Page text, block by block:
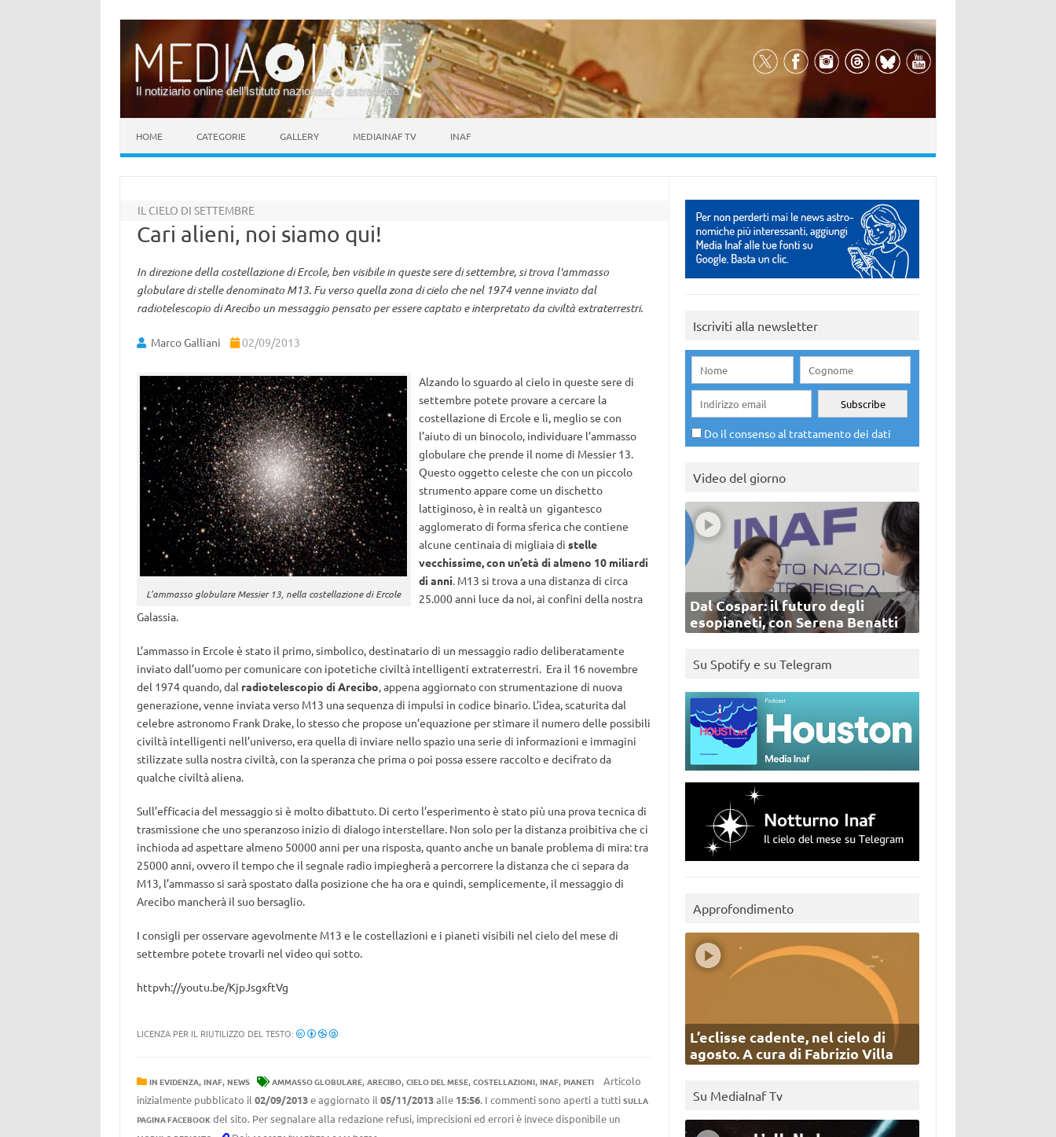
Il notiziario online dell’Istituto nazionale di astrofisica
HOME CATEGORIE GALLERY MEDIAINAF TV INAF
IL CIELO DI SETTEMBRE
Cari alieni, noi siamo qui!
In direzione della costellazione di Ercole, ben visibile in queste sere di settembre, si trova l'ammasso
globulare di stelle denominato M13. Fu verso quella zona di cielo che nel 1974 venne inviato dal
radiotelescopio di Arecibo un messaggio pensato per essere captato e interpretato da civiltà extraterrestri.
Marco Galliani 02/09/2013
L’ammasso globulare Messier 13, nella costellazione di Ercole
Alzando lo sguardo al cielo in queste sere di
settembre potete provare a cercare la
costellazione di Ercole e lì, meglio se con
l’aiuto di un binocolo, individuare l’ammasso
globulare che prende il nome di Messier 13.
Questo oggetto celeste che con un piccolo
strumento appare come un dischetto
lattiginoso, è in realtà un gigantesco
agglomerato di forma sferica che contiene
alcune centinaia di migliaia di stelle
vecchissime, con un’età di almeno 10 miliardi
di anni. M13 si trova a una distanza di circa
25.000 anni luce da noi, ai confini della nostra
Galassia.
L’ammasso in Ercole è stato il primo, simbolico, destinatario di un messaggio radio deliberatamente
inviato dall’uomo per comunicare con ipotetiche civiltà intelligenti extraterrestri. Era il 16 novembre
del 1974 quando, dal radiotelescopio di Arecibo, appena aggiornato con strumentazione di nuova
generazione, venne inviata verso M13 una sequenza di impulsi in codice binario. L’idea, scaturita dal
celebre astronomo Frank Drake, lo stesso che propose un’equazione per stimare il numero delle possibili
civiltà intelligenti nell’universo, era quella di inviare nello spazio una serie di informazioni e immagini
stilizzate sulla nostra civiltà, con la speranza che prima o poi possa essere raccolto e decifrato da
qualche civiltà aliena.
Sull’efficacia del messaggio si è molto dibattuto. Di certo l’esperimento è stato più una prova tecnica di
trasmissione che uno speranzoso inizio di dialogo interstellare. Non solo per la distanza proibitiva che ci
inchioda ad aspettare almeno 50000 anni per una risposta, quanto anche un banale problema di mira: tra
25000 anni, ovvero il tempo che il segnale radio impiegherà a percorrere la distanza che ci separa da
M13, l’ammasso si sarà spostato dalla posizione che ha ora e quindi, semplicemente, il messaggio di
Arecibo mancherà il suo bersaglio.
I consigli per osservare agevolmente M13 e le costellazioni e i pianeti visibili nel cielo del mese di
settembre potete trovarli nel video qui sotto.
httpvh://youtu.be/KjpJsgxftVg
LICENZA PER IL RIUTILIZZO DEL TESTO:
IN EVIDENZA, INAF, NEWS AMMASSO GLOBULARE, ARECIBO, CIELO DEL MESE, COSTELLAZIONI, INAF, PIANETI
Articolo
inizialmente pubblicato il 02/09/2013e aggiornato il 05/11/2013alle 15:56. I commenti sono aperti a tutti SULLA
PAGINA FACEBOOKdel sito. Per segnalare alla redazione refusi, imprecisioni ed errori è invece disponibile un
Iscriviti alla newsletter
Do il consenso al trattamento dei dati
Video del giorno
Dal Cospar: il futuro degli
esopianeti, con Serena Benatti
Su Spotify e su Telegram
Approfondimento
L’eclisse cadente, nel cielo di
agosto. A cura di Fabrizio Villa
Su MediaInaf Tv